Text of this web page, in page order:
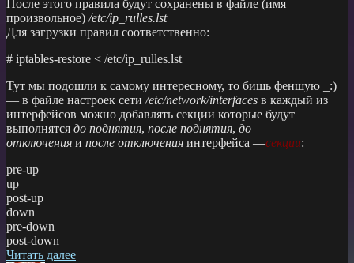
После этого правила будут сохранены в файле (имя
произвольное) /etc/ip_rulles.lst
Для загрузки правил соответственно:
# iptables-restore < /etc/ip_rulles.lst
Тут мы подошли к самому интересному, то бишь феншую _:)
— в файле настроек сети /etc/network/interfaces в каждый из
интерфейсов можно добавлять секции которые будут
выполнятся до поднятия, после поднятия, до
отключения и после отключения интерфейса —секции:
pre-up
up
post-up
down
pre-down
post-down
Читать далее«Сохранение